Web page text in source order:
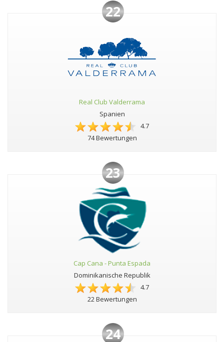
22
Real Club Valderrama
Spanien
4.7
74 Bewertungen
23
Cap Cana - Punta Espada
Dominikanische Republik
4.7
22 Bewertungen
24